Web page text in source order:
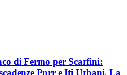
di Fermo per Scarfini:
Pnrr e Iti Urbani. La